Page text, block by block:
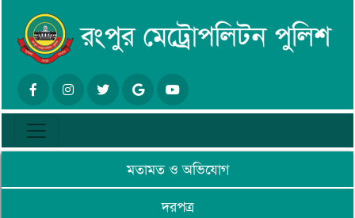
মতামত ও অভিযোগ
দরপত্র